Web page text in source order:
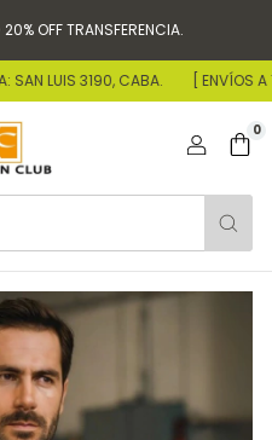
OFF TRANSFERENCIA.
LUIS 3190, CABA. [ ENVÍOS A
0